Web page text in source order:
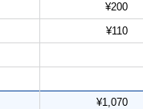
¥200
¥110
¥1,070